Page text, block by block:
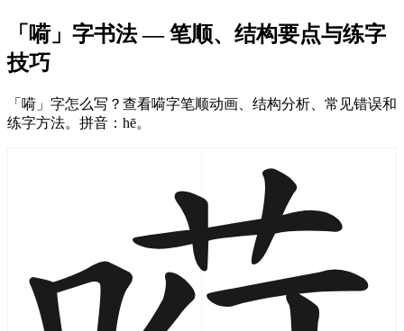
「嗬」字书法 — 笔顺、结构要点与练字
技巧
「嗬」字怎么写？查看嗬字笔顺动画、结构分析、常见错误和
练字方法。拼音：hē。